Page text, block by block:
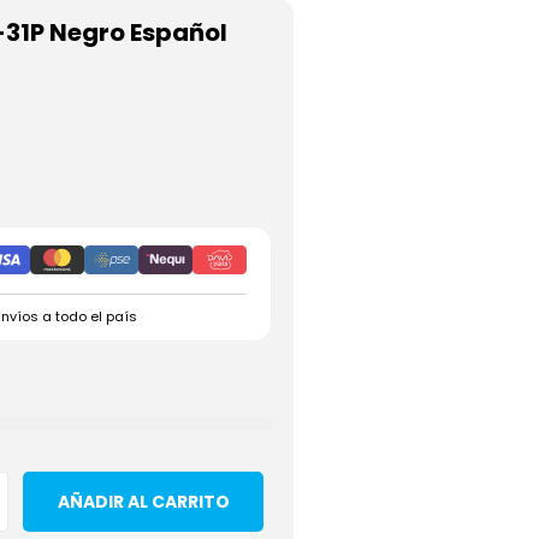
Negro Español
a todo el país
AÑADIR AL CARRITO